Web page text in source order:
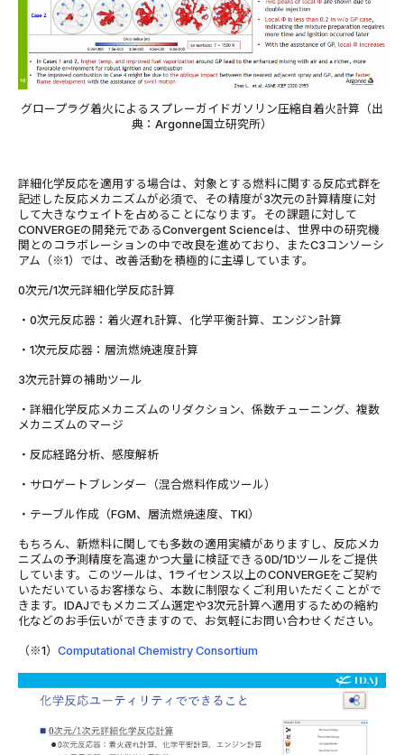
グロープラグ着火によるスプレーガイドガソリン圧縮自着火計算（出
典：Argonne国立研究所）
詳細化学反応を適用する場合は、対象とする燃料に関する反応式群を
記述した反応メカニズムが必須で、その精度が3次元の計算精度に対
して大きなウェイトを占めることになります。その課題に対して
CONVERGEの開発元であるConvergent Scienceは、世界中の研究機
関とのコラボレーションの中で改良を進めており、またC3コンソーシ
アム（※1）では、改善活動を積極的に主導しています。
0次元/1次元詳細化学反応計算
・0次元反応器：着火遅れ計算、化学平衡計算、エンジン計算
・1次元反応器：層流燃焼速度計算
3次元計算の補助ツール
・詳細化学反応メカニズムのリダクション、係数チューニング、複数
メカニズムのマージ
・反応経路分析、感度解析
・サロゲートブレンダー（混合燃料作成ツール）
・テーブル作成（FGM、層流燃焼速度、TKI）
もちろん、新燃料に関しても多数の適用実績がありますし、反応メカ
ニズムの予測精度を高速かつ大量に検証できる0D/1Dツールをご提供
しています。このツールは、1ライセンス以上のCONVERGEをご契約
いただいているお客様なら、本数に制限なくご利用いただくことがで
きます。IDAJでもメカニズム選定や3次元計算へ適用するための縮約
化などのお手伝いができますので、お気軽にお問い合わせください。
（※1） Computational Chemistry Consortium